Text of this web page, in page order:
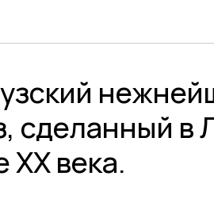
сделанный в
XX века.